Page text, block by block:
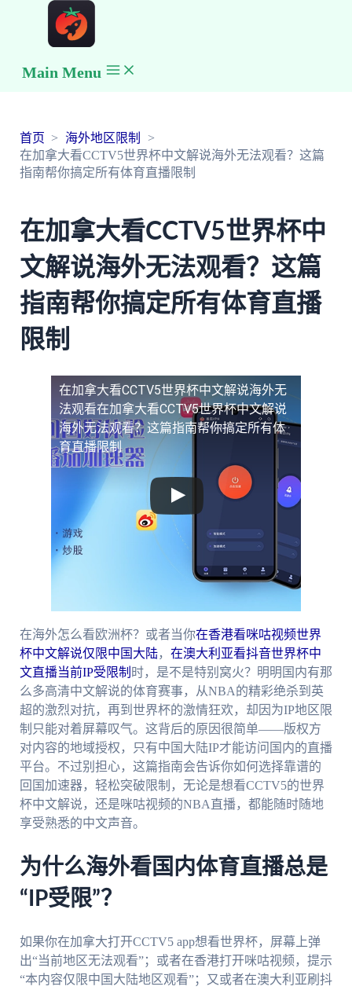
Main Menu
首页
海外地区限制
在加拿大看CCTV5世界杯中文解说海外无法观看？这篇
指南帮你搞定所有体育直播限制
在加拿大看CCTV5世界杯中
文解说海外无法观看？这篇
指南帮你搞定所有体育直播
限制
在加拿大看CCTV5世界杯中文解说海外无
法观看在加拿大看CCTV5世界杯中文解说
海外无法观看？这篇指南帮你搞定所有体
育直播限制
在海外怎么看欧洲杯？或者当你在香港看咪咕视频世界
杯中文解说仅限中国大陆， 在澳大利亚看抖音世界杯中
文直播当前IP受限制 时，是不是特别窝火？明明国内有那
么多高清中文解说的体育赛事，从NBA的精彩绝杀到英
超的激烈对抗，再到世界杯的激情狂欢，却因为IP地区限
制只能对着屏幕叹气。这背后的原因很简单——版权方
对内容的地域授权，只有中国大陆IP才能访问国内的直播
平台。不过别担心，这篇指南会告诉你如何选择靠谱的
回国加速器，轻松突破限制，无论是想看CCTV5的世界
杯中文解说，还是咪咕视频的NBA直播，都能随时随地
享受熟悉的中文声音。
为什么海外看国内体育直播总是
“IP受限”？
如果你在加拿大打开CCTV5 app想看世界杯，屏幕上弹
出“当前地区无法观看”；或者在香港打开咪咕视频，提示
“本内容仅限中国大陆地区观看”；又或者在澳大利亚刷抖